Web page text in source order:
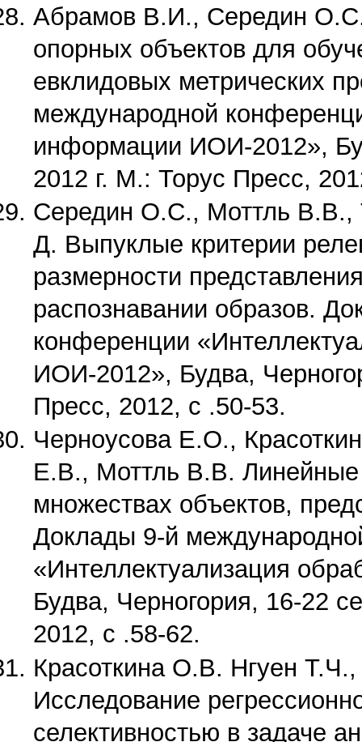
Абрамов В.И., Середин
опорных объектов для
евклидовых метрических
международной
информации ИОИ-2012»,
2012 г. М.: Торус Пресс,
Середин O.С., Моттль
Д. Выпуклые критерии
размерности
распознавании образов.
конференции
ИОИ-2012», Будва,
Пресс, 2012, с .50-53.
Черноусова Е.О.,
Е.В., Моттль В.В. Линейные
множествах объектов,
Доклады 9-й
«Интеллектуализация
Будва, Черногория, 16-22
2012, с .58-62.
Красоткина О.В. Нгуен
Исследование
селективностью в задаче